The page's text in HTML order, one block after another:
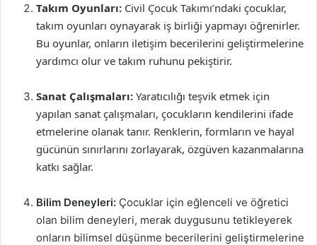
Takım Oyunları: Civil Çocuk Takımı’ndaki çocuklar,
takım oyunları oynayarak iş birliği yapmayı öğrenirler.
Bu oyunlar, onların iletişim becerilerini geliştirmelerine
yardımcı olur ve takım ruhunu pekiştirir.
Sanat Çalışmaları: Yaratıcılığı teşvik etmek için
yapılan sanat çalışmaları, çocukların kendilerini ifade
etmelerine olanak tanır. Renklerin, formların ve hayal
gücünün sınırlarını zorlayarak, özgüven kazanmalarına
katkı sağlar.
Bilim Deneyleri: Çocuklar için eğlenceli ve öğretici
olan bilim deneyleri, merak duygusunu tetikleyerek
onların bilimsel düşünme becerilerini geliştirmelerine